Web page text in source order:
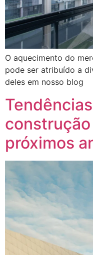
O aquecimento do
pode ser atribuído a
deles em nosso blog
próximos